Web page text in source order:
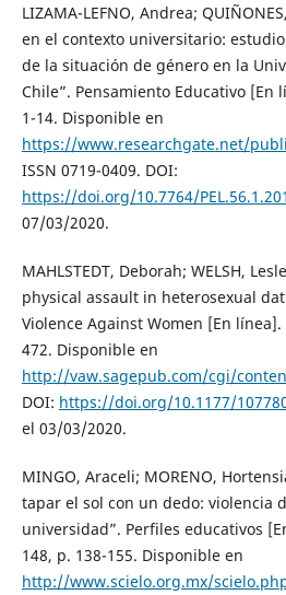
LIZAMA-LEFNO, Andrea;
en el contexto universitario:
de la situación de género en la
Chile”. Pensamiento Educativo [En
1-14. Disponible en
https://www.researchgate.net/
ISSN 0719-0409. DOI:
https://doi.org/10.7764/
07/03/2020.
MAHLSTEDT, Deborah; WELSH,
physical assault in heterosexual
Violence Against Women [En línea].
472. Disponible en
http://vaw.sagepub.com/cgi/
DOI: https://doi.org/10.1177/
el 03/03/2020.
MINGO, Araceli; MORENO,
tapar el sol con un dedo: violencia
universidad”. Perfiles educativos
148, p. 138-155. Disponible en
http://www.scielo.org.mx/